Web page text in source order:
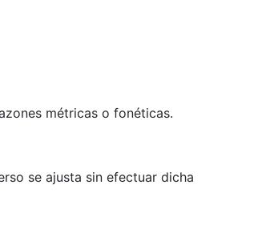
métricas o fonéticas.
se ajusta sin efectuar dicha